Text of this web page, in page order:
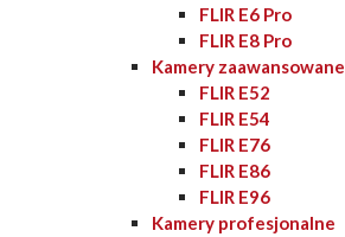
FLIR E6 Pro
FLIR E8 Pro
Kamery zaawansowane
FLIR E52
FLIR E54
FLIR E76
FLIR E86
FLIR E96
Kamery profesjonalne